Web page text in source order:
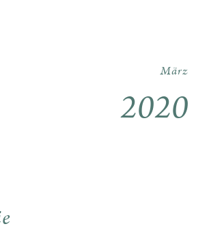
März
2020